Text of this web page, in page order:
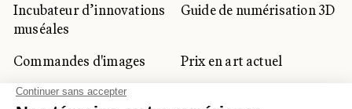
Incubateur d’innovations
muséales
Guide de numérisation 3D
Commandes d'images
Prix en art actuel
Prix Lynne-Cohen